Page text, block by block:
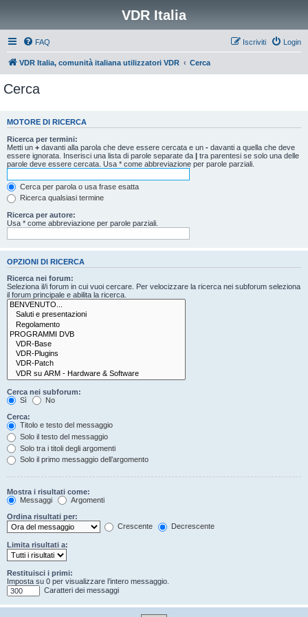
VDR Italia
FAQ Login
Iscriviti
VDR Italia, comunità italiana utilizzatori VDR Cerca
Cerca
MOTORE DI RICERCA
Ricerca per termini:
Metti un + davanti alla parola che deve essere cercata e un - davanti a quella che deve
essere ignorata. Inserisci una lista di parole separate da | tra parentesi se solo una delle
parole deve essere cercata. Usa * come abbreviazione per parole parziali.
Cerca per parola o usa frase esatta
Ricerca qualsiasi termine
Ricerca per autore:
Usa * come abbreviazione per parole parziali.
OPZIONI DI RICERCA
Ricerca nei forum:
Seleziona il/i forum in cui vuoi cercare. Per velocizzare la ricerca nei subforum seleziona
il forum principale e abilita la ricerca.
Cerca nei subforum:
Sì
No
Cerca:
Titolo e testo del messaggio
Solo il testo del messaggio
Solo tra i titoli degli argomenti
Solo il primo messaggio dell’argomento
Mostra i risultati come:
Messaggi
Argomenti
Ordina risultati per:
Crescente
Decrescente
Limita risultati a:
Restituisci i primi:
Imposta su 0 per visualizzare l’intero messaggio.
Caratteri dei messaggi